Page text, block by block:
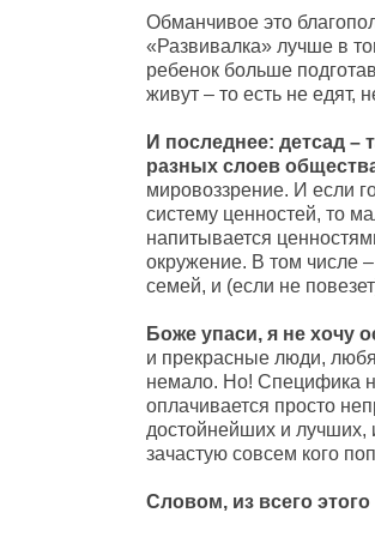
Обманчивое это
«Развивалка» лучше в
ребенок больше
живут – то есть не едят,
И последнее: детсад –
разных слоев
мировоззрение. И если
систему ценностей, то
напитывается
окружение. В том числе
семей, и (если не
Боже упаси, я не хочу
и прекрасные люди,
немало. Но! Специфика
оплачивается просто
достойнейших и лучших,
зачастую совсем кого
Словом, из всего